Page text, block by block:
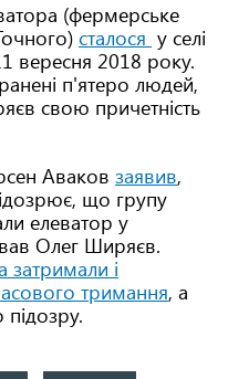
(фермерське
сталося у селі
вересня 2018 року.
п'ятеро людей,
свою причетність
Аваков заявив,
що групу
елеватор у
Олег Ширяєв.
і
тримання, а